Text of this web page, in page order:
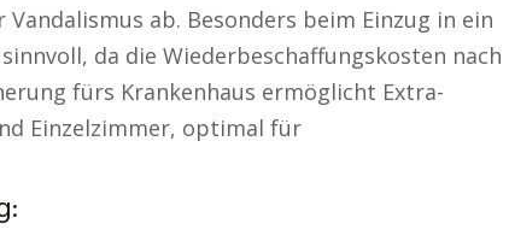
ab. Besonders beim Einzug in ein
da die Wiederbeschaffungskosten nach
fürs Krankenhaus ermöglicht Extra-
Einzelzimmer, optimal für